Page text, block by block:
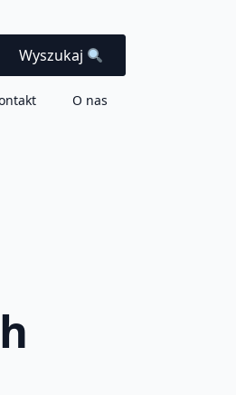
Wyszukaj
O nas